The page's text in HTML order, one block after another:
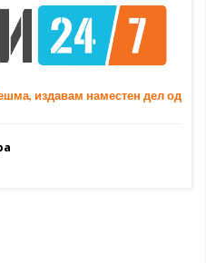
издавам наместен дел од